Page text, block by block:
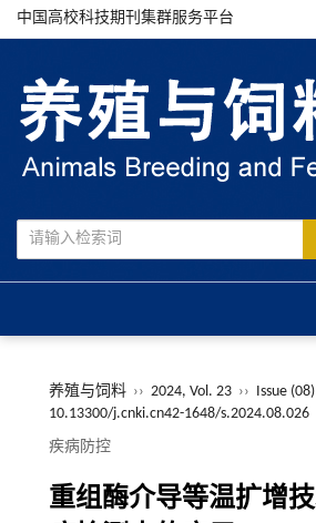
中国高校科技期刊集群服务平台
养殖与饲料 ›› 2024, Vol. 23 ›› Issue (08)
10.13300/j.cnki.cn42-1648/s.2024.08.026
疾病防控
重组酶介导等温扩增